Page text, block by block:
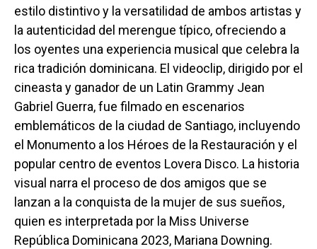
estilo distintivo y la versatilidad de ambos artistas y
la autenticidad del merengue típico, ofreciendo a
los oyentes una experiencia musical que celebra la
rica tradición dominicana. El videoclip, dirigido por el
cineasta y ganador de un Latin Grammy Jean
Gabriel Guerra, fue filmado en escenarios
emblemáticos de la ciudad de Santiago, incluyendo
el Monumento a los Héroes de la Restauración y el
popular centro de eventos Lovera Disco. La historia
visual narra el proceso de dos amigos que se
lanzan a la conquista de la mujer de sus sueños,
quien es interpretada por la Miss Universe
República Dominicana 2023, Mariana Downing.